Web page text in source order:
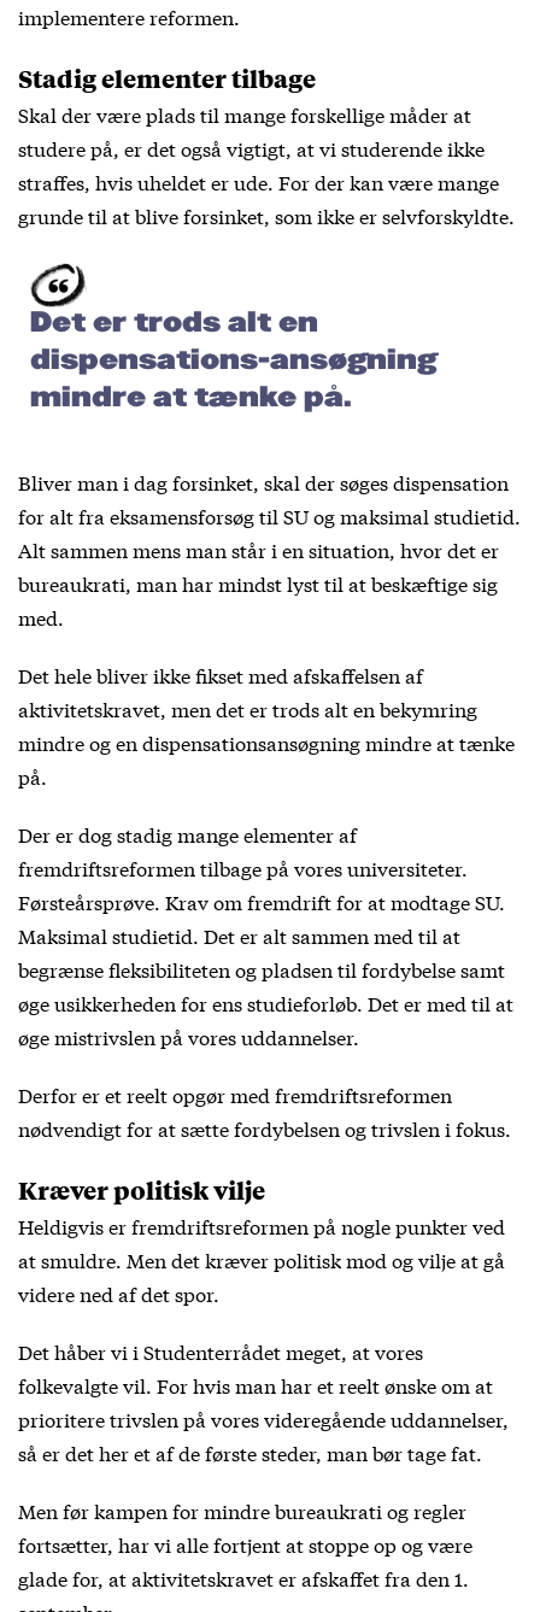
implementere reformen.
Stadig elementer tilbage
Skal der være plads til mange forskellige måder at
studere på, er det også vigtigt, at vi studerende ikke
straffes, hvis uheldet er ude. For der kan være mange
grunde til at blive forsinket, som ikke er selvforskyldte.
Det er trods alt en
dispensations-ansøgning
mindre at tænke på.
Bliver man i dag forsinket, skal der søges dispensation
for alt fra eksamensforsøg til SU og maksimal studietid.
Alt sammen mens man står i en situation, hvor det er
bureaukrati, man har mindst lyst til at beskæftige sig
med.
Det hele bliver ikke fikset med afskaffelsen af
aktivitetskravet, men det er trods alt en bekymring
mindre og en dispensationsansøgning mindre at tænke
på.
Der er dog stadig mange elementer af
fremdriftsreformen tilbage på vores universiteter.
Førsteårsprøve. Krav om fremdrift for at modtage SU.
Maksimal studietid. Det er alt sammen med til at
begrænse fleksibiliteten og pladsen til fordybelse samt
øge usikkerheden for ens studieforløb. Det er med til at
øge mistrivslen på vores uddannelser.
Derfor er et reelt opgør med fremdriftsreformen
nødvendigt for at sætte fordybelsen og trivslen i fokus.
Kræver politisk vilje
Heldigvis er fremdriftsreformen på nogle punkter ved
at smuldre. Men det kræver politisk mod og vilje at gå
videre ned af det spor.
Det håber vi i Studenterrådet meget, at vores
folkevalgte vil. For hvis man har et reelt ønske om at
prioritere trivslen på vores videregående uddannelser,
så er det her et af de første steder, man bør tage fat.
Men før kampen for mindre bureaukrati og regler
fortsætter, har vi alle fortjent at stoppe op og være
glade for, at aktivitetskravet er afskaffet fra den 1.